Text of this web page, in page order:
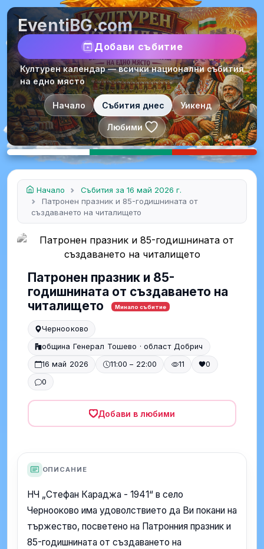
EventiBG.com
Добави събитие
Културен календар — всички национални събития
на едно място
Начало Събития днес Уикенд
Любими
Начало
Събития за 16 май 2026 г.
Патронен празник и 85-годишнината от
създаването на читалището
Патронен празник и 85-
годишнината от създаването на
читалището
Минало събитие
Чернооково
община Генерал Тошево · област Добрич
16 май 2026
11:00 – 22:00 11
0
0
Добави в любими
ОПИСАНИЕ
НЧ „Стефан Караджа - 1941“ в село
Чернооково има удоволствието да Ви покани на
тържество, посветено на Патронния празник и
85-годишнината от създаването на